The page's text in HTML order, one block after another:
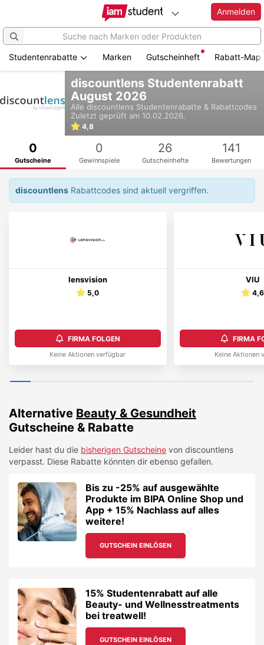
springen
Anmelden
Studentenrabatte Marken Gutscheinheft Rabatt-Map
discountlens Studentenrabatt
August 2026
Alle discountlens Studentenrabatte & Rabattcodes
Zuletzt geprüft am 10.02.2026.
4,8
0
Gutscheine
0
Gewinnspiele
26
Gutscheinhefte
141
Bewertungen
discountlens Rabattcodes sind aktuell vergriffen.
lensvision
5,0
FIRMA FOLGEN
Keine Aktionen verfügbar
VIU
4,6
FIRMA
Keine Aktionen
Alternative Beauty & Gesundheit
Gutscheine & Rabatte
Leider hast du die bisherigen Gutscheine von discountlens
verpasst. Diese Rabatte könnten dir ebenso gefallen.
Bis zu -25% auf ausgewählte
Produkte im BIPA Online Shop und
App + 15% Nachlass auf alles
weitere!
GUTSCHEIN EINLÖSEN
15% Studentenrabatt auf alle
Beauty- und Wellnesstreatments
bei treatwell!
GUTSCHEIN EINLÖSEN